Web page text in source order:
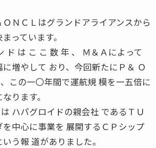
ＮＣＬはグランドアライアンスから
っています。
ド は こ こ 数 年 、 Ｍ＆Ａによって
増やして おり、今回新たにＰ＆ Ｏ
この一〇年間で運航規 模を一五倍に
ります。
ハパグロイドの親会社 であるＴＵ
を中心に事業を 展開するＣＰシップ
う報 道がありました。